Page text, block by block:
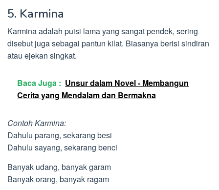
5. Karmina
Karmina adalah puisi lama yang sangat pendek, sering
disebut juga sebagai pantun kilat. Biasanya berisi sindiran
atau ejekan singkat.
Baca Juga : Unsur dalam Novel - Membangun
Cerita yang Mendalam dan Bermakna
Contoh Karmina:
Dahulu parang, sekarang besi
Dahulu sayang, sekarang benci
Banyak udang, banyak garam
Banyak orang, banyak ragam